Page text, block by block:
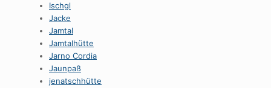
Ischgl
Jacke
Jamtal
Jamtalhütte
Jarno Cordia
Jaunpaß
jenatschhütte